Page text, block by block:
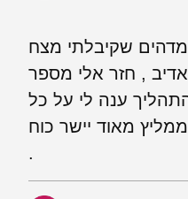
מדהים שקיבלתי מצח
, חזר אלי מספר
ענה לי על כל
מאוד יישר כוח
.